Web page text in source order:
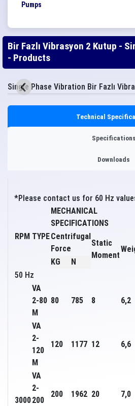
Pumps
Bir Fazlı Vibrasyon 2 Kutup -
- Products
Technical
Specifications
Downloads
*Please contact us for 60 Hz
RPM TYPE
MECHANICAL
SPECIFICATIONS
Centrifugal
Force
Static
Moment
KG
N
50 Hz
3000
VA
2-80
M
80 785 8 6,2
VA
2-
120
M
120 1177 12 6,6
VA
2-
200
200 1962 20 7,0